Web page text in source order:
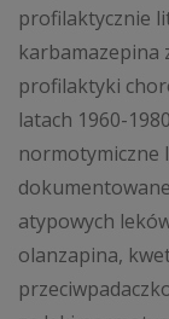
profilaktycznie
karbamazepina
profilaktyki
latach 1960-
normotymiczne
atypowych
olanzapina,